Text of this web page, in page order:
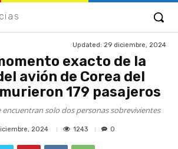
Updated: 29 diciembre, 2024
exacto de la
avión de Corea del
179 pasajeros
solo dos personas sobrevivientes
2024 1243 0